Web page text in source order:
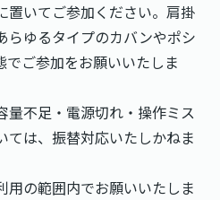
いてご参加ください。肩掛
らゆるタイプのカバンやポシ
でご参加をお願いいたしま
不足・電源切れ・操作ミス
ては、振替対応いたしかねま
の範囲内でお願いいたしま